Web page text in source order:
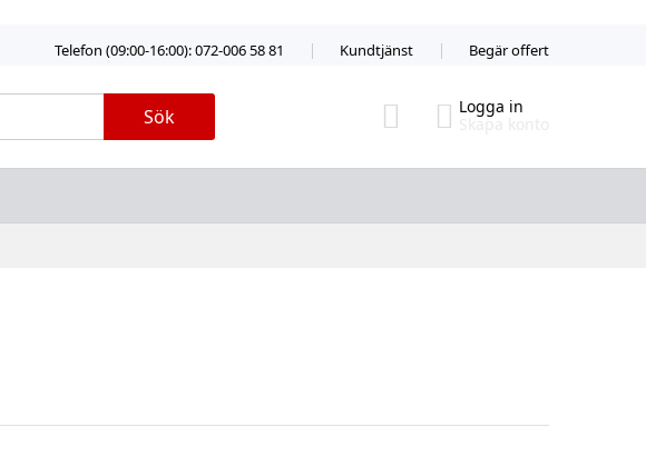
Telefon (09:00-16:00): 072-006 58 81 Kundtjänst Begär offert
Sök
Logga in
Skapa konto